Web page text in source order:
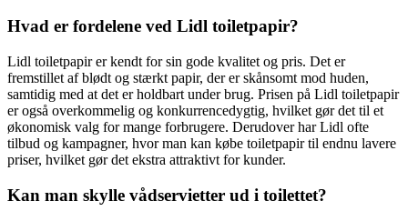
Hvad er fordelene ved Lidl toiletpapir?
Lidl toiletpapir er kendt for sin gode kvalitet og pris. Det er
fremstillet af blødt og stærkt papir, der er skånsomt mod huden,
samtidig med at det er holdbart under brug. Prisen på Lidl toiletpapir
er også overkommelig og konkurrencedygtig, hvilket gør det til et
økonomisk valg for mange forbrugere. Derudover har Lidl ofte
tilbud og kampagner, hvor man kan købe toiletpapir til endnu lavere
priser, hvilket gør det ekstra attraktivt for kunder.
Kan man skylle vådservietter ud i toilettet?